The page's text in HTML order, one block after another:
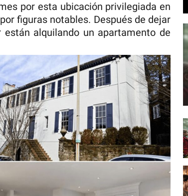
por esta ubicación privilegiada en
figuras notables. Después de dejar
están alquilando un apartamento de